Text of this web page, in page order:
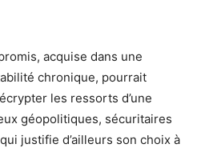
acquise dans une
chronique, pourrait
les ressorts d’une
géopolitiques, sécuritaires
justifie d’ailleurs son choix à